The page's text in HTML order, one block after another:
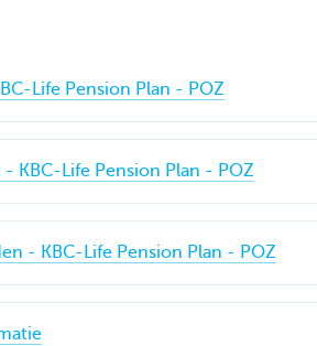
Life Pension Plan - POZ
KBC-Life Pension Plan - POZ
- KBC-Life Pension Plan - POZ